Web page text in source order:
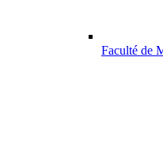
Faculté de